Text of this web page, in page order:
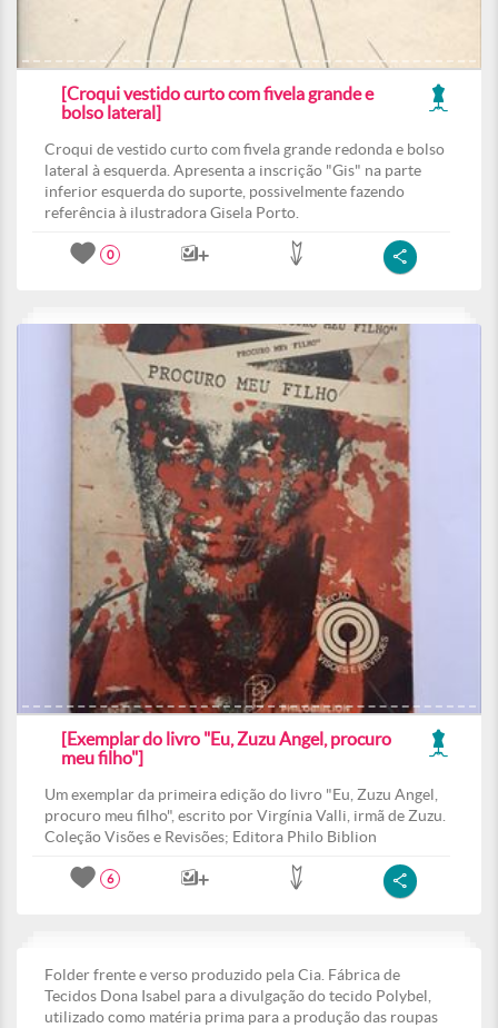
[Croqui vestido curto com fivela grande e
bolso lateral]
Croqui de vestido curto com fivela grande redonda e bolso
lateral à esquerda. Apresenta a inscrição "Gis" na parte
inferior esquerda do suporte, possivelmente fazendo
referência à ilustradora Gisela Porto.
0
[Exemplar do livro "Eu, Zuzu Angel, procuro
meu filho"]
Um exemplar da primeira edição do livro "Eu, Zuzu Angel,
procuro meu filho", escrito por Virgínia Valli, irmã de Zuzu.
Coleção Visões e Revisões; Editora Philo Biblion
6
Folder frente e verso produzido pela Cia. Fábrica de
Tecidos Dona Isabel para a divulgação do tecido Polybel,
utilizado como matéria prima para a produção das roupas